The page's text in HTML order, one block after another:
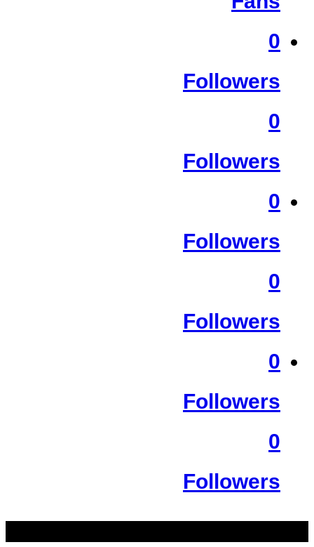
0
Followers
0
Followers
0
Followers
0
Followers
0
Followers
0
Followers